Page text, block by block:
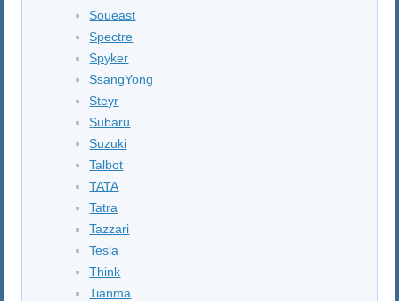
Soueast
Spectre
Spyker
SsangYong
Steyr
Subaru
Suzuki
Talbot
TATA
Tatra
Tazzari
Tesla
Think
Tianma